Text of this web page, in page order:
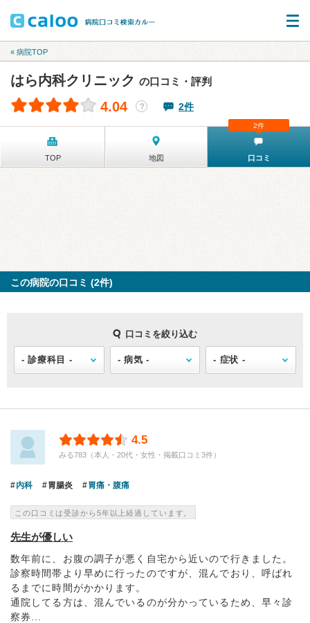
« 病院TOP
はら内科クリニック の口コミ・評判
4.04 ？ 2件
TOP 地図 口コミ
2件
この病院の口コミ (2件)
口コミを絞り込む
4.5
みる783（本人・20代・女性・掲載口コミ3件）
内科 胃腸炎 胃痛・腹痛
この口コミは受診から5年以上経過しています。
先生が優しい
数年前に、お腹の調子が悪く自宅から近いので行きました。
診察時間帯より早めに行ったのですが、混んでおり、呼ばれ
るまでに時間がかかります。
通院してる方は、混んでいるのが分かっているため、早々診
察券...